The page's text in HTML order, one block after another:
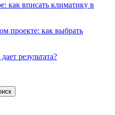
как вписать климатику в
проекте: как выбрать
результата?